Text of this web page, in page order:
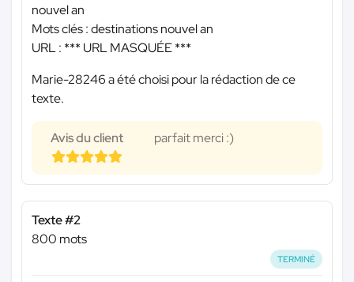
nouvel an
Mots clés : destinations nouvel an
URL : *** URL MASQUÉE ***
Marie-28246 a été choisi pour la rédaction de ce
texte.
Avis du client parfait merci :)
Texte #2
800 mots
TERMINÉ